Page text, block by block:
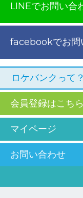
LINEでお問い合
facebookでお問
ロケバンクって
会員登録はこち
マイページ
お問い合わせ